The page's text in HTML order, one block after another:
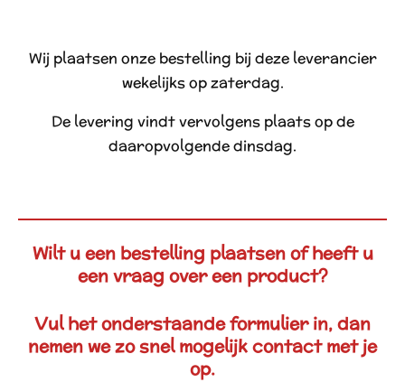
Wij plaatsen onze bestelling bij deze leverancier
wekelijks op zaterdag.
De levering vindt vervolgens plaats op de
daaropvolgende dinsdag.
Wilt u een bestelling plaatsen of heeft u
een vraag over een product?
Vul het onderstaande formulier in, dan
nemen we zo snel mogelijk contact met je
op.